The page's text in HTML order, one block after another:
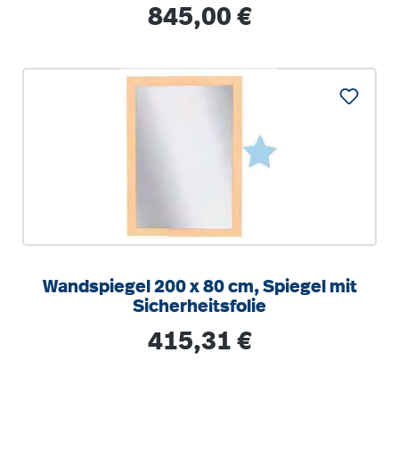
Regulärer Preis:
845,00 €
Wandspiegel 200 x 80 cm, Spiegel mit
Sicherheitsfolie
Regulärer Preis:
415,31 €